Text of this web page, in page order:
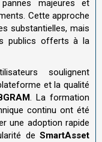
majeures et
Cette approche
substantielles, mais
publics offerts à la
soulignent
et la qualité
. La formation
continu ont été
une adoption rapide
de SmartAsset